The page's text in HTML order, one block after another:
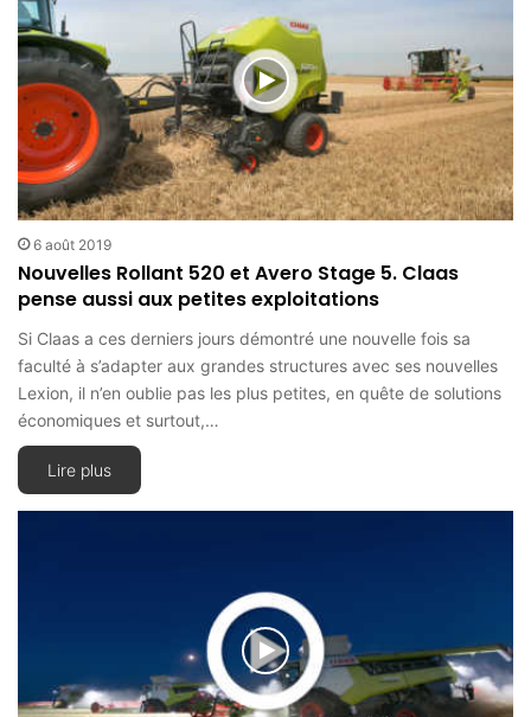
6 août 2019
Nouvelles Rollant 520 et Avero Stage 5. Claas
pense aussi aux petites exploitations
Si Claas a ces derniers jours démontré une nouvelle fois sa
faculté à s’adapter aux grandes structures avec ses nouvelles
Lexion, il n’en oublie pas les plus petites, en quête de solutions
économiques et surtout,…
Lire plus